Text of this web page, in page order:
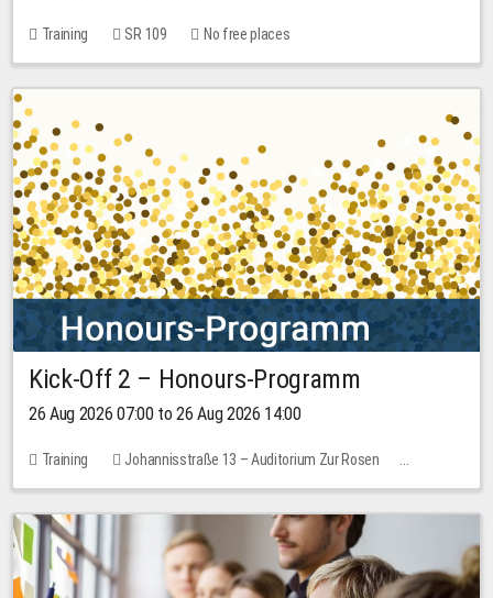
Training SR 109 No free places
Kick-Off 2 – Honours-Programm
26 Aug 2026 07:00 to 26 Aug 2026 14:00
Training
Johannisstraße 13 – Auditorium Zur Rosen
No free places